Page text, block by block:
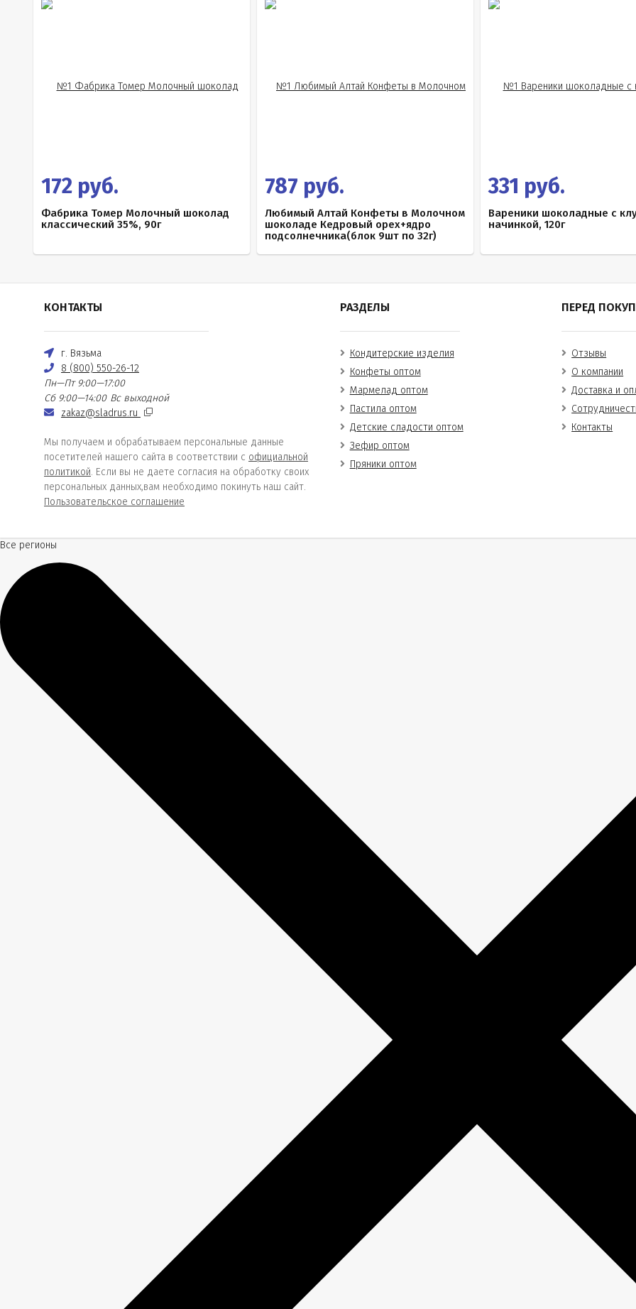
172 руб.
Фабрика Томер Молочный шоколад
классический 35%, 90г
787 руб.
Любимый Алтай Конфеты в Молочном
шоколаде Кедровый орех+ядро
подсолнечника(блок 9шт по 32г)
331 руб.
Вареники шоколадные с
начинкой, 120г
КОНТАКТЫ
г. Вязьма
8 (800) 550-26-12
Пн—Пт 9:00—17:00
Сб 9:00—14:00 Вс выходной
zakaz@sladrus.ru
Мы получаем и обрабатываем персональные данные
посетителей нашего сайта в соответствии с официальной
политикой. Если вы не даете согласия на обработку своих
персональных данных,вам необходимо покинуть наш сайт.
Пользовательское соглашение
РАЗДЕЛЫ
Кондитерские изделия
Конфеты оптом
Мармелад оптом
Пастила оптом
Детские сладости оптом
Зефир оптом
Пряники оптом
ПЕРЕД
Отзывы
О компании
Доставка и
Контакты
Все регионы